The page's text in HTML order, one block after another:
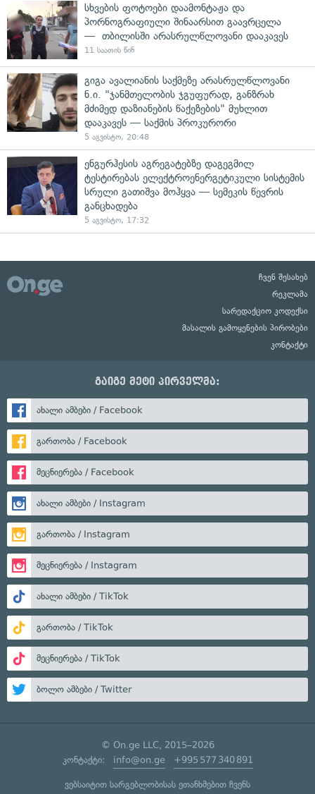
სხვების ფოტოები დაამონტაჟა და
პორნოგრაფიული შინაარსით გაავრცელა
— თბილისში არასრულწლოვანი დააკავეს
11 საათის წინ
გიგა ავალიანის საქმეზე არასრულწლოვანი
ნ.ი. "ჯანმთელობის ჯგუფურად, განზრახ
მძიმედ დაზიანების წაქეზების" მუხლით
დააკავეს — საქმის პროკურორი
5 აგვისტო, 20:48
ენგურჰესის აგრეგატებზე დაგეგმილ
ტესტირებას ელექტროენერგეტიკული სისტემის
სრული გათიშვა მოჰყვა — სემეკის წევრის
განცხადება
5 აგვისტო, 17:32
ჩვენ შესახებ
რეკლამა
სარედაქციო კოდექსი
მასალის გამოყენების პირობები
კონტაქტი
გაიგე მეტი პირველმა:
ახალი ამბები / Facebook
გართობა / Facebook
მეცნიერება / Facebook
ახალი ამბები / Instagram
გართობა / Instagram
მეცნიერება / Instagram
ახალი ამბები / TikTok
გართობა / TikTok
მეცნიერება / TikTok
ბოლო ამბები / Twitter
© On.ge LLC, 2015–2026
კონტაქტი: info@on.ge +995 577 340 891
ვებსაიტით სარგებლობისას ეთანხმებით ჩვენს